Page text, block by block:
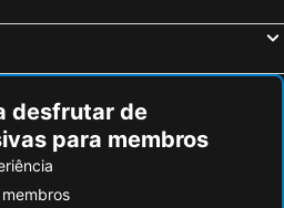
desfrutar de
para membros